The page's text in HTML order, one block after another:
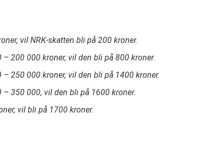
vil NRK-skatten bli på 200 kroner.
200 000 kroner, vil den bli på 800 kroner.
250 000 kroner, vil den bli på 1400 kroner.
350 000, vil den bli på 1600 kroner.
vil bli på 1700 kroner.